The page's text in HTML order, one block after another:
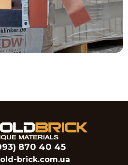
870 40 45
brick.com.ua